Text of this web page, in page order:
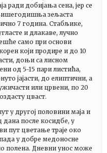
ради добијања сена, јер се
зељаста
7 година. Стабљике,
и длакаве, лучно
само при основи
који продире и до 10
доњи са лисном
од 5-15 пари листића,
јајасти, до елиптични, а
или црвени, по 20
цваст.
у другој половини маја и
дана после косидбе, у
пут цветање траје око
у добре медоносне
полена. Дневни унос може